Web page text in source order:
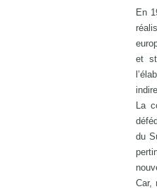
En
et
La
du
Car,